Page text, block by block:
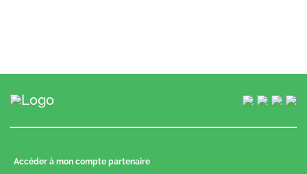
Accéder à mon compte partenaire